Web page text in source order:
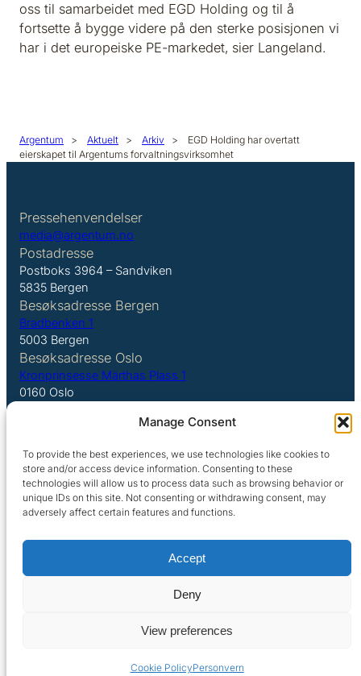
Manage Consent
To provide the best experiences, we use technologies like cookies to
store and/or access device information. Consenting to these
technologies will allow us to process data such as browsing behavior or
unique IDs on this site. Not consenting or withdrawing consent, may
adversely affect certain features and functions.
Accept
Deny
View preferences
Cookie PolicyPersonvern
oss til samarbeidet med EGD Holding og til å
fortsette å bygge videre på den sterke posisjonen vi
har i det europeiske PE-markedet, sier Langeland.
Argentum > Aktuelt > Arkiv > EGD Holding har overtatt
eierskapet til Argentums forvaltningsvirksomhet
Pressehenvendelser
media@argentum.no
Postadresse
Postboks 3964 – Sandviken
5835 Bergen
Besøksadresse Bergen
Bradbenken 1
5003 Bergen
Besøksadresse Oslo
Kronprinsesse Märthas Plass 1
0160 Oslo
LinkedIn
Copyright Argentum 2025